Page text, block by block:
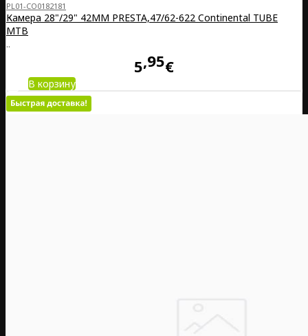
PL01-CO0182181
Камера 28"/29" 42MM PRESTA,47/62-622 Continental TUBE
MTB
..
5 95€
В корзину